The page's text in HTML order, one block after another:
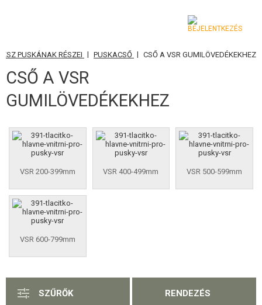
KATEGÓRIA
AIRSOFT FEGYVEREK
GRÁNÁTVETŐK, GRÁNÁTOK
AKKUMULÁTOROK, TÖLTŐK
TÁRAK
SZEMÜVEGEK, MASZKOK
ÁLCÁZÁS, FESTÉK, SZALAG
PUSKÁNAK RÉSZEI | PUSKACSŐ | CSŐ A VSR GUMILÖVEDÉKEKHEZ
CSŐ A VSR
GUMILÖVEDÉKEKHEZ
VSR 200-399mm VSR 400-499mm VSR 500-599mm
VSR 600-799mm
SZŰRŐK RENDEZÉS